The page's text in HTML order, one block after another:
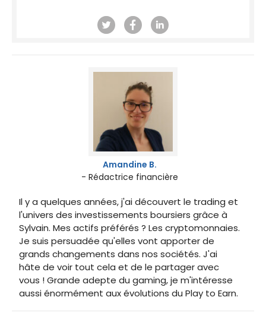
Amandine B.
- Rédactrice financière
Il y a quelques années, j'ai découvert le trading et
l'univers des investissements boursiers grâce à
Sylvain. Mes actifs préférés ? Les cryptomonnaies.
Je suis persuadée qu'elles vont apporter de
grands changements dans nos sociétés. J'ai
hâte de voir tout cela et de le partager avec
vous ! Grande adepte du gaming, je m'intéresse
aussi énormément aux évolutions du Play to Earn.